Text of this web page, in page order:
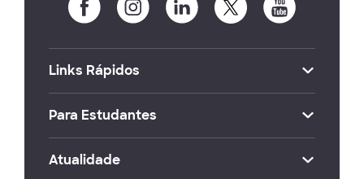
Links Rápidos
Para Estudantes
Atualidade